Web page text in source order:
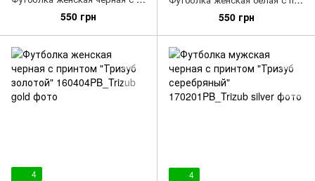
550 грн 550 грн
4 4